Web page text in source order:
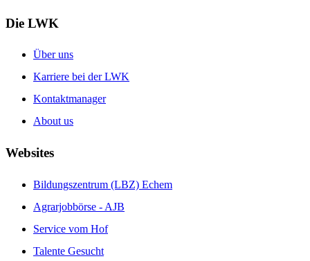
Die LWK
Über uns
Karriere bei der LWK
Kontaktmanager
About us
Websites
Bildungszentrum (LBZ) Echem
Agrarjobbörse - AJB
Service vom Hof
Talente Gesucht